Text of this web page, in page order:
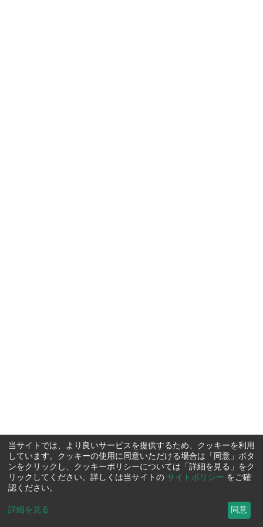
当サイトでは、より良いサービスを提供するため、クッキーを利用
しています。クッキーの使用に同意いただける場合は「同意」ボタ
ンをクリックし、クッキーポリシーについては「詳細を見る」をク
リックしてください。詳しくは当サイトの サイトポリシー をご確
認ください。
詳細を見る ... 同意